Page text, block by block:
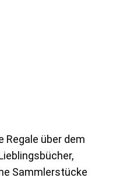
Regale über dem
Sammlerstücke